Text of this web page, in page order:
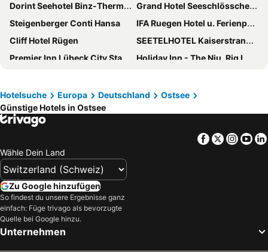
Dorint Seehotel Binz-Therme Binz/Rügen
Grand Hotel Seeschlösschen Sea Retreat & SPA
Steigenberger Conti Hansa
IFA Ruegen Hotel u. Ferienpark
Cliff Hotel Rügen
SEETELHOTEL Kaiserstrand Beachhotel
Premier Inn Lübeck City Stadtgraben
Holiday Inn - The Niu, Rig LÜbeck By Ihg
Hotel NEPTUN
PLAZA Premium Timmendorfer Strand
Premier Inn Lübeck City Centre
Bretterbude Heiligenhafen
Hampton by Hilton Kiel
IntercityHotel Lübeck
Radisson Blu Senator Hotel, Lübeck
ATLANTIC Hotel Lübeck
Vju Hotel Rügen
IntercityHotel Kiel
Hotel Berliner Hof by Coffee Fellows Hotels
unique by ATLANTIC Hotels Kiel
Hotelsuche Europa Deutschland
Ostsee
Günstige Hotels in Ostsee
Facebook
Twitter
Wähle Dein Land
Zu Google hinzufügen
So findest du unsere Ergebnisse ganz
einfach: Füge trivago als bevorzugte
Quelle bei Google hinzu.
Unternehmen